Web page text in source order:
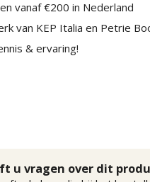
vanaf €200 in Nederland
van KEP Italia en Petrie
& ervaring!
u vragen over dit